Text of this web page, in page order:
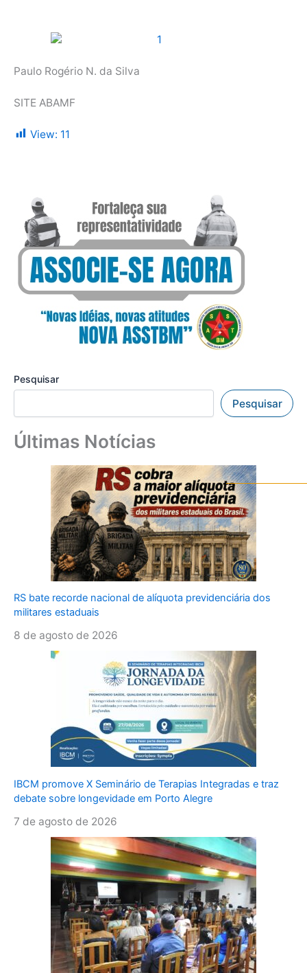
Paulo Rogério N. da Silva
SITE ABAMF
View: 11
Pesquisar
Pesquisar
Últimas Notícias
RS bate recorde nacional de alíquota previdenciária dos
militares estaduais
8 de agosto de 2026
IBCM promove X Seminário de Terapias Integradas e traz
debate sobre longevidade em Porto Alegre
7 de agosto de 2026